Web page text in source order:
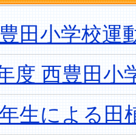
田小学校運
度 西豊田小
生による田